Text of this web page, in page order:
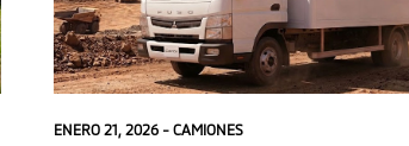
ENERO 21, 2026 - CAMIONES